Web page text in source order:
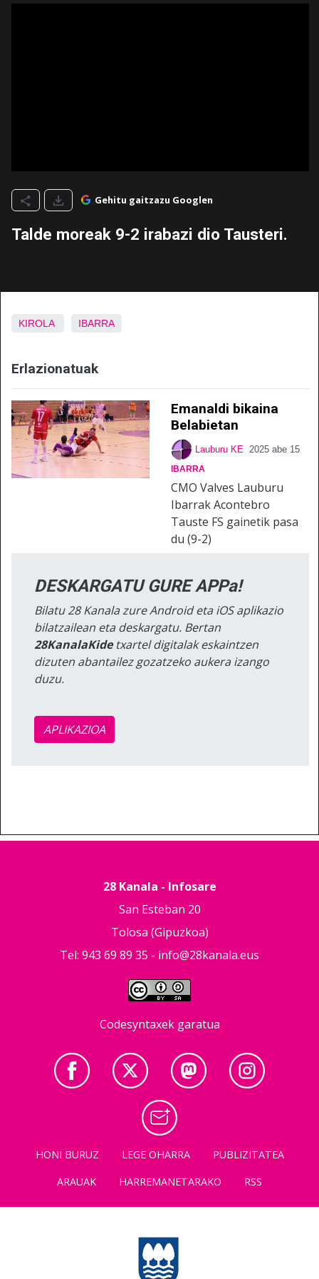
Gehitu gaitzazu Googlen
Talde moreak 9-2 irabazi dio Tausteri.
KIROLA IBARRA
Erlazionatuak
Emanaldi bikaina
Belabietan
Lauburu KE 2025 abe 15
IBARRA
CMO Valves Lauburu
Ibarrak Acontebro
Tauste FS gainetik pasa
du (9-2)
DESKARGATU GURE APPa!
Bilatu 28 Kanala zure Android eta iOS aplikazio
bilatzailean eta deskargatu. Bertan
28KanalaKidetxartel digitalak eskaintzen
dizuten abantailez gozatzeko aukera izango
duzu.
APLIKAZIOA
28 Kanala - Infosare
San Esteban 20
Tolosa (Gipuzkoa)
Tel: 943 69 89 35 - info@28kanala.eus
Codesyntaxek garatua
HONI BURUZ LEGE OHARRA
PUBLIZITATEA
ARAUAK
HARREMANETARAKO RSS